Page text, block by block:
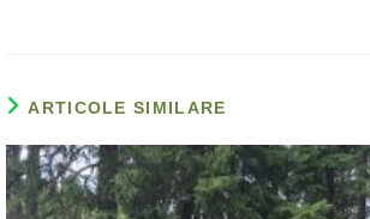
e t
ARTICOLE SIMILARE